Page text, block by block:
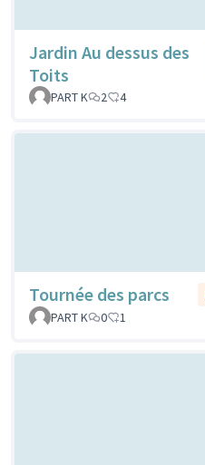
Jardin Au dessus des
Toits
PART K
2 4
Tournée des parcs
PART K
0 1